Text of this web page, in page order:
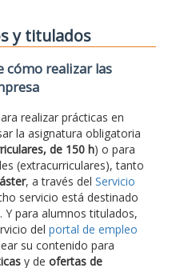
y titulados
cómo realizar las
realizar prácticas en
la asignatura obligatoria
de 150 h) o para
(extracurriculares), tanto
, a través del Servicio
servicio está destinado
para alumnos titulados,
del portal de empleo
su contenido para
y de ofertas de